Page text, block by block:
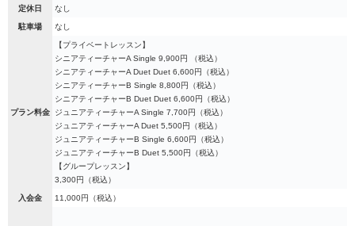
定休日 なし
駐車場 なし
プラン料金
【プライベートレッスン】
シニアティーチャーA Single 9,900円 （税込）
シニアティーチャーA Duet Duet 6,600円（税込）
シニアティーチャーB Single 8,800円（税込）
シニアティーチャーB Duet Duet 6,600円（税込）
ジュニアティーチャーA Single 7,700円（税込）
ジュニアティーチャーA Duet 5,500円（税込）
ジュニアティーチャーB Single 6,600円（税込）
ジュニアティーチャーB Duet 5,500円（税込）
【グループレッスン】
3,300円（税込）
入会金 11,000円（税込）